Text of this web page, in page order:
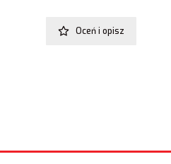
Oceń i opisz